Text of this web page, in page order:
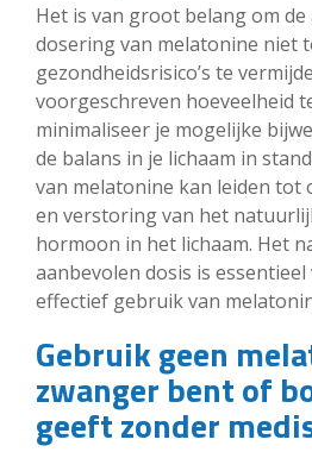
Het is van groot belang om de
dosering van melatonine niet
gezondheidsrisico’s te
voorgeschreven hoeveelheid
minimaliseer je mogelijke
de balans in je lichaam in
van melatonine kan leiden tot
en verstoring van het
hormoon in het lichaam. Het
aanbevolen dosis is
effectief gebruik van
Gebruik geen
zwanger bent of
geeft zonder